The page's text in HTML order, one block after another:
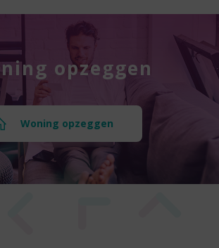
opzeggen
Woning opzeggen